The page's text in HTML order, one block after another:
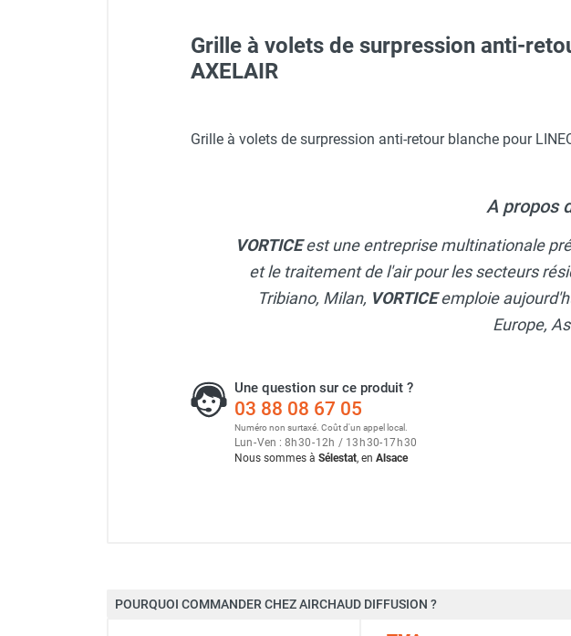
professionnel
Déshumidificateur fixe
Déshumidificateur de maison et de
Déshydrateur
Sèche-main et sèche-cheveux
Chauffage au fioul à raccorder sur
Chauffage FARM
Extracteur hélico-centrifuge en conduit Ø 196 mm
Grille à volets de surpression anti-
AXELAIR
Grille à volets de surpression anti-retour blanche pour
A propos
VORTICEest une entreprise multinationale
et le traitement de l'air pour les secteurs
Tribiano, Milan, VORTICEemploie
Europe,
Une question sur ce produit ?
03 88 08 67 05
Numéro non surtaxé. Coût d'un appel local.
Lun-Ven : 8h30-12h / 13h30-17h30
Nous sommes à Sélestat, en Alsace
POURQUOI COMMANDER CHEZ AIRCHAUD DIFFUSION ?